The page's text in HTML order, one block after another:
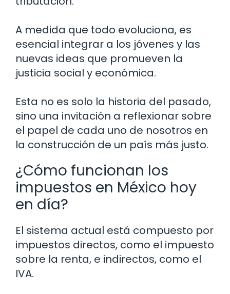
A medida que todo evoluciona, es
esencial integrar a los jóvenes y las
nuevas ideas que promueven la
justicia social y económica.
Esta no es solo la historia del pasado,
sino una invitación a reflexionar sobre
el papel de cada uno de nosotros en
la construcción de un país más justo.
¿Cómo funcionan los
impuestos en México hoy
en día?
El sistema actual está compuesto por
impuestos directos, como el impuesto
sobre la renta, e indirectos, como el
IVA.